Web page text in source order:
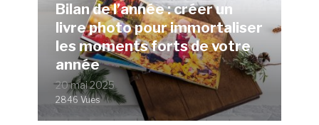
Bilan de l’année : créer un
livre photo pour immortaliser
les moments forts de votre
année
20 mai 2025
2846 Vues